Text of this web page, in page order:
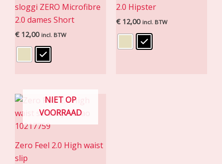
sloggi ZERO Microfibre
2.0 dames Short
€ 12,00 incl. BTW
2.0 Hipster
€ 12,00 incl. BTW
NIET OP
VOORRAAD
Zero Feel 2.0 High waist
slip